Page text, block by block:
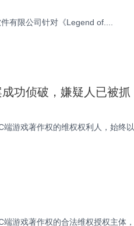
有限公司针对《Legend of....
功侦破，嫌疑人已被抓
游戏著作权的维权权利人，始终以
游戏著作权的合法维权授权主体，